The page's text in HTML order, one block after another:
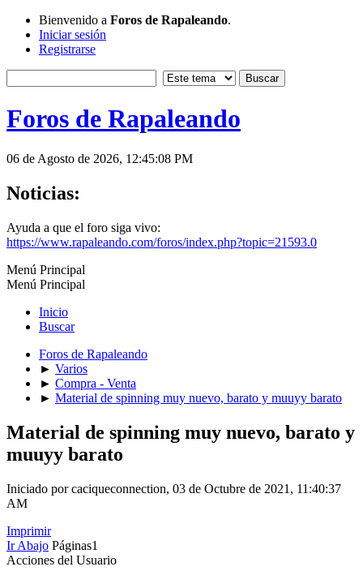
Bienvenido a Foros de Rapaleando.
Iniciar sesión
Registrarse
Foros de Rapaleando
06 de Agosto de 2026, 12:45:08 PM
Noticias:
Ayuda a que el foro siga vivo:
https://www.rapaleando.com/foros/index.php?topic=21593.0
Menú Principal
Menú Principal
Inicio
Buscar
Foros de Rapaleando
► Varios
► Compra - Venta
► Material de spinning muy nuevo, barato y muuyy barato
Material de spinning muy nuevo, barato y
muuyy barato
Iniciado por caciqueconnection, 03 de Octubre de 2021, 11:40:37
AM
Imprimir
Ir Abajo Páginas1
Acciones del Usuario